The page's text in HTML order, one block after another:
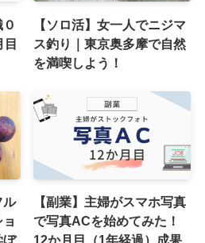
目
【ソロ活】女一人でニジマ
ス釣り｜東京奥多摩で自然
を満喫しよう！
ル
ぼ
【副業】主婦がスマホ写真
で写真ACを始めてみた！
12か月目（1年経過）成果